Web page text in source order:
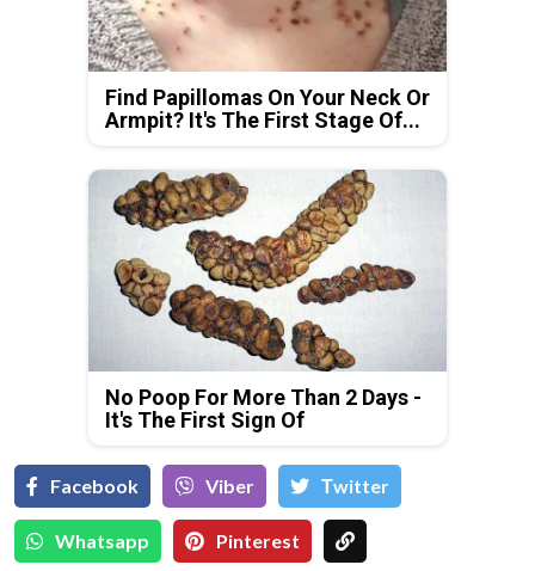
Find Papillomas On Your Neck Or
Armpit? It's The First Stage Of...
No Poop For More Than 2 Days -
It's The First Sign Of
Facebook Viber Тwitter
Whatsapp Pinterest